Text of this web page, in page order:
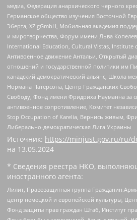
медиа, Федерация анархического черного
Германское общество изучения Восточной
Эберта, XZ gGmbH, Мобильная академия
и миротворчества, Форум имени Льва
International Education, Cultural Vistas, Institute
Антивоенное движение Антальи, Открытый
отношений и государственной политики им
канадский демократический альянс, Школа
Нормана Патерсона, Центр Гражданских
Свободу, Фонд имени Фридриха Науманна за
антивоенное сопротивление, Комитет
Stop Occupation of Karelia, Вернись живым,
Либерально-демократическая Лига Украины
Источник: https://minjust.gov.ru/ru/
на 13.05.2024
* Сведения реестра НКО,
иностранного агента:
Лилит, Правозащитная группа
центр немецкой и европейской культуры,
Фонд защиты прав граждан Штаб, Институт